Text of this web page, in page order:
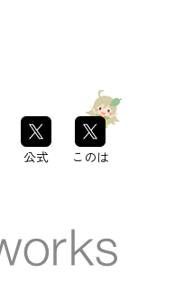
公式 このは